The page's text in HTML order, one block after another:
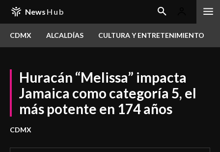
News Hub
CDMX ALCALDÍAS CULTURA Y ENTRETENIMIENTO
Huracán “Melissa” impacta
Jamaica como categoría 5, el
más potente en 174 años
CDMX